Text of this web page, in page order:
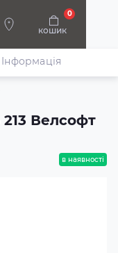
кошик
0
Взуття
Велсофт
Iнформація
в наявності